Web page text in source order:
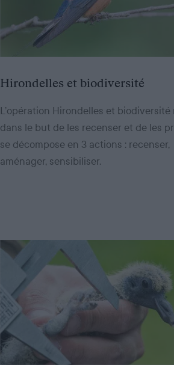
Hirondelles et biodiversité
L’opération Hirondelles et biodiversité
dans le but de les recenser et de les
se décompose en 3 actions : recenser,
aménager, sensibiliser.